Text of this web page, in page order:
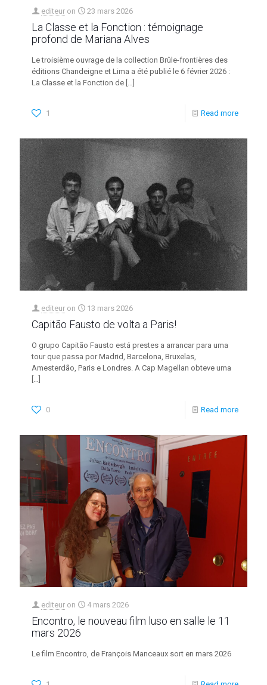
editeur on 23 mars 2026
La Classe et la Fonction : témoignage
profond de Mariana Alves
Le troisième ouvrage de la collection Brûle-frontières des
éditions Chandeigne et Lima a été publié le 6 février 2026 :
La Classe et la Fonction de […]
1 Read more
editeur on 13 mars 2026
Capitão Fausto de volta a Paris!
O grupo Capitão Fausto está prestes a arrancar para uma
tour que passa por Madrid, Barcelona, Bruxelas,
Amesterdão, Paris e Londres. A Cap Magellan obteve uma
0 Read more
editeur on 4 mars 2026
Encontro, le nouveau film luso en salle le 11
mars 2026
Le film Encontro, de François Manceaux sort en mars 2026